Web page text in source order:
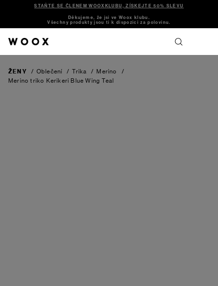
STAŇTE SE ČLENEM WOOXKLUBU, ZÍSKEJTE 50% SLEVU
Děkujeme, že jsi ve Woox klubu.
Všechny produkty jsou ti k dispozici za polovinu.
ŽENY / Oblečení / Trika / Merino
/
Merino triko Kerikeri Blue Wing Teal